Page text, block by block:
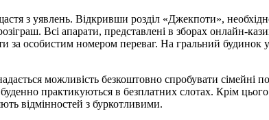
з уявлень. Відкривши розділ «Джекпоти»,
Всі апарати, представлені в зборах онлайн-
особистим номером переваг. На гральний будинок
можливість безкоштовно спробувати сімейні
практикуються в безплатних слотах. Крім
відмінностей з буркотливими.